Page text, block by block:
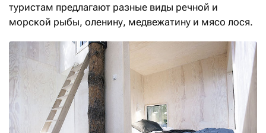
туристам предлагают разные виды речной и
морской рыбы, оленину, медвежатину и мясо лося.